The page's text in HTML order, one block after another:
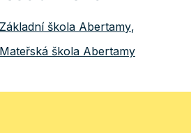
Základní škola Abertamy,
Mateřská škola Abertamy